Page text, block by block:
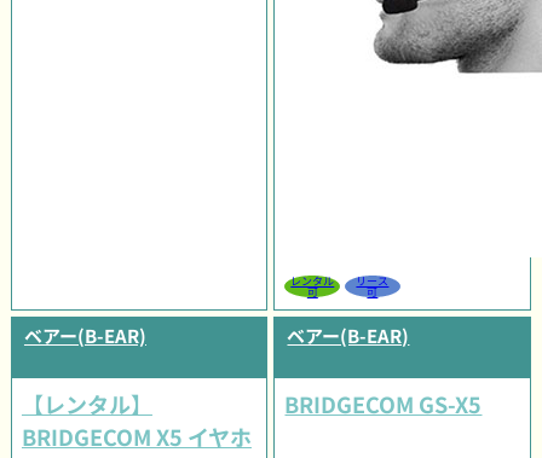
レンタル
可
リース
可
ベアー(B-EAR)
【レンタル】
BRIDGECOM X5 イヤホ
ベアー(B-EAR)
BRIDGECOM GS-X5